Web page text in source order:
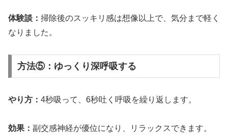
体験談： 掃除後のスッキリ感は想像以上で、気分まで軽く
なりました。
方法⑤：ゆっくり深呼吸する
やり方： 4秒吸って、6秒吐く呼吸を繰り返します。
効果： 副交感神経が優位になり、リラックスできます。